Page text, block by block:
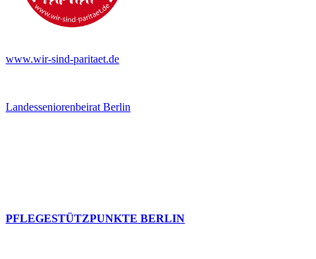
www.wir-sind-paritaet.de
Landesseniorenbeirat Berlin
PFLEGESTÜTZPUNKTE BERLIN